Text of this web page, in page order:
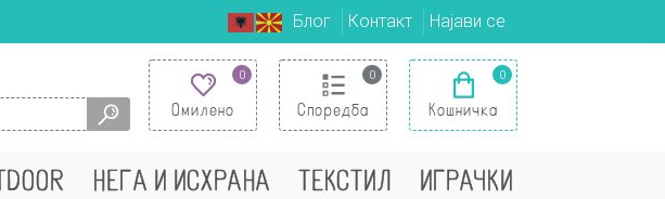
Блог Контакт Најави се
0
Омилено
0
Споредба
0
Кошничка
НЕГА И ИСХРАНА ТЕКСТИЛ ИГРАЧКИ